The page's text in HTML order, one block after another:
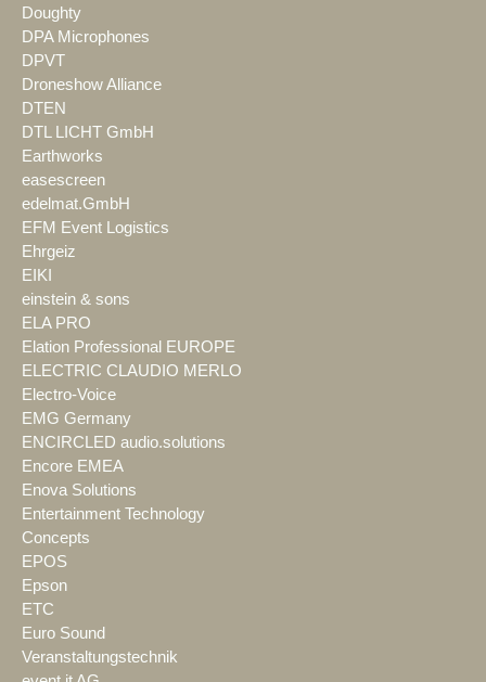
Doughty
DPA Microphones
DPVT
Droneshow Alliance
DTEN
DTL LICHT GmbH
Earthworks
easescreen
edelmat.GmbH
EFM Event Logistics
Ehrgeiz
EIKI
einstein & sons
ELA PRO
Elation Professional EUROPE
ELECTRIC CLAUDIO MERLO
Electro-Voice
EMG Germany
ENCIRCLED audio.solutions
Encore EMEA
Enova Solutions
Entertainment Technology
Concepts
EPOS
Epson
ETC
Euro Sound
Veranstaltungstechnik